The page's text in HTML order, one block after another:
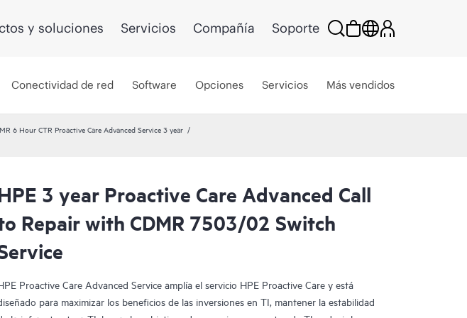
y soluciones Servicios Compañía Soporte
Conectividad de red Software Opciones Servicios Más vendidos
6 Hour CTR Proactive Care Advanced Service 3 year
3 year Proactive Care Advanced Call
Repair with CDMR 7503/02 Switch
Proactive Care Advanced Service amplía el servicio HPE Proactive Care y está
para maximizar los beneficios de las inversiones en TI, mantener la estabilidad